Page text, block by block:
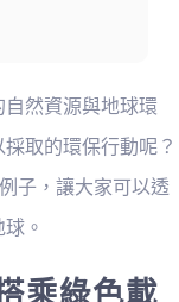
然資源與地球環
取的環保行動呢？
子，讓大家可以透
。
乘綠色載